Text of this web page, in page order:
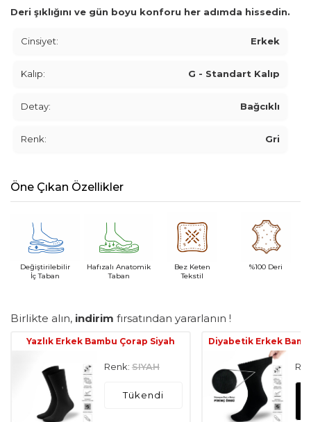
Deri şıklığını ve gün boyu konforu her adımda hissedin.
Cinsiyet: Erkek
Kalıp: G - Standart Kalıp
Detay: Bağcıklı
Renk: Gri
Öne Çıkan Özellikler
Değiştirilebilir
İç Taban
Hafızalı Anatomik
Taban
Bez Keten
Tekstil
%100 Deri
Birlikte alın, indirim fırsatından yararlanın !
Yazlık Erkek Bambu Çorap Siyah
Renk: SIYAH
Tükendi
Diyabetik Erkek